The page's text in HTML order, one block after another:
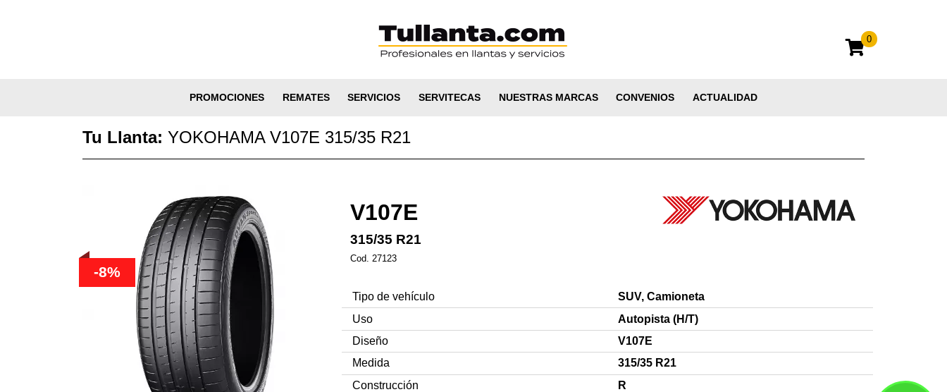
0
PROMOCIONES REMATES SERVICIOS SERVITECAS NUESTRAS MARCAS CONVENIOS ACTUALIDAD
Tu Llanta: YOKOHAMA V107E 315/35 R21
-8%
V107E
315/35 R21
Cod. 27123
Tipo de vehículo
SUV, Camioneta
Uso
Autopista (H/T)
Diseño
V107E
Medida
315/35 R21
Construcción
R